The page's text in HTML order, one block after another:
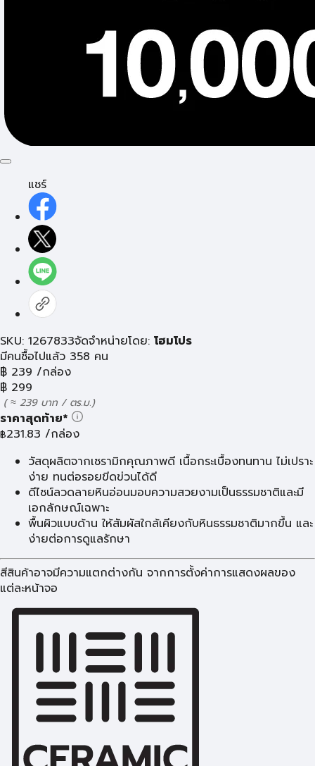
แชร์
SKU: 1267833จัดจำหน่ายโดย: โฮมโปร
มีคนซื้อไปแล้ว 358 คน
฿ 239 /กล่อง
฿ 299
( ≈ 239 บาท / ตร.ม.)
ราคาสุดท้าย*
฿231.83 /กล่อง
วัสดุผลิตจากเซรามิกคุณภาพดี เนื้อกระเบื้องทนทาน ไม่เปราะ
ง่าย ทนต่อรอยขีดข่วนได้ดี
ดีไซน์ลวดลายหินอ่อนมอบความสวยงามเป็นธรรมชาติและมี
เอกลักษณ์เฉพาะ
พื้นผิวแบบด้าน ให้สัมผัสใกล้เคียงกับหินธรรมชาติมากขึ้น และ
ง่ายต่อการดูแลรักษา
สีสินค้าอาจมีความแตกต่างกัน จากการตั้งค่าการแสดงผลของ
แต่ละหน้าจอ